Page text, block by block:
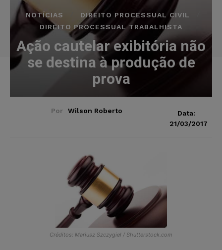
NOTÍCIAS
DIREITO PROCESSUAL CIVIL
DIREITO PROCESSUAL TRABALHISTA
Ação cautelar exibitória não
se destina à produção de
prova
Por Wilson Roberto
Data:
21/03/2017
Créditos: Mariusz Szczygiel / Shutterstock.com